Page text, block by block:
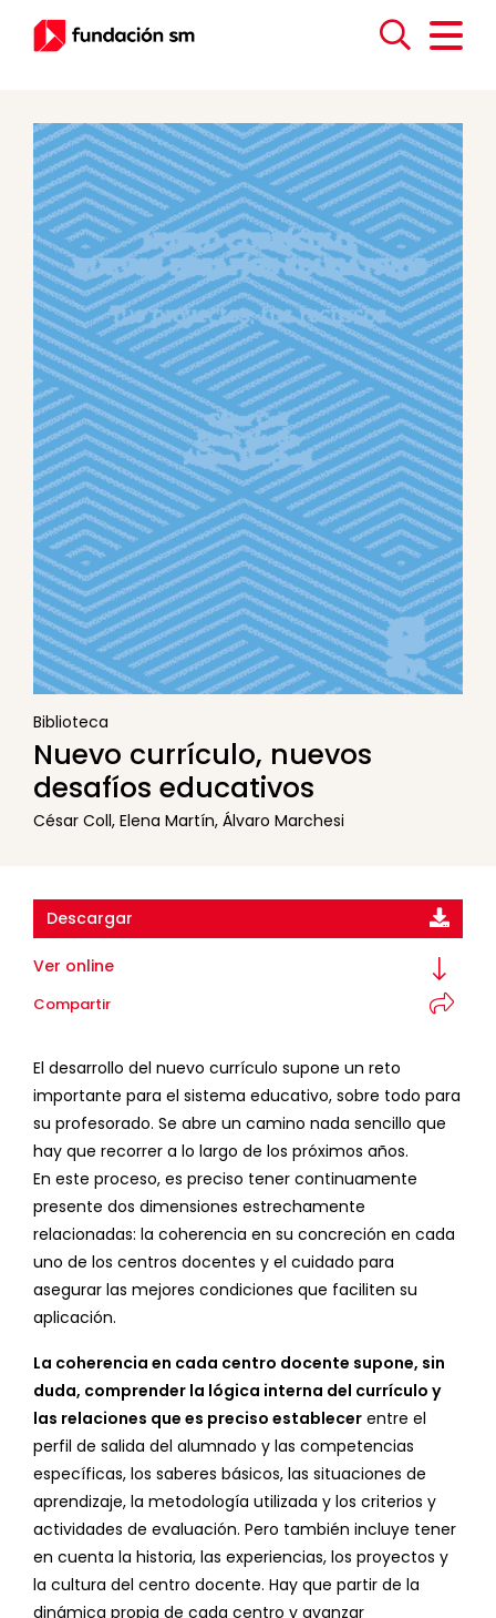
Biblioteca
Nuevo currículo, nuevos
desafíos educativos
César Coll, Elena Martín, Álvaro Marchesi
Descargar
Ver online
Compartir
El desarrollo del nuevo currículo supone un reto
importante para el sistema educativo, sobre todo para
su profesorado. Se abre un camino nada sencillo que
hay que recorrer a lo largo de los próximos años.
En este proceso, es preciso tener continuamente
presente dos dimensiones estrechamente
relacionadas: la coherencia en su concreción en cada
uno de los centros docentes y el cuidado para
asegurar las mejores condiciones que faciliten su
aplicación.
La coherencia en cada centro docente supone, sin
duda, comprender la lógica interna del currículo y
las relaciones que es preciso establecer entre el
perfil de salida del alumnado y las competencias
específicas, los saberes básicos, las situaciones de
aprendizaje, la metodología utilizada y los criterios y
actividades de evaluación. Pero también incluye tener
en cuenta la historia, las experiencias, los proyectos y
la cultura del centro docente. Hay que partir de la
dinámica propia de cada centro y avanzar